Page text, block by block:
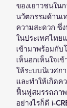
ของเยาวชนใน
นวัตกรรมด้านเ
ความสะดวก ซึ่
ในประเทศไทย
เข้ามาพร้อมกั
เห็นอกเห็นใจเ
ให้ระบบนิเวศก
และทำให้เกิดค
ฟื้นฟูสมรรถภา
อย่างไรก็ดี i-